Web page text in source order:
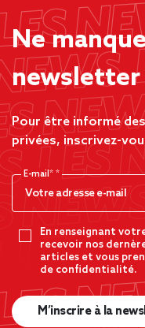
Ne
newsletter
Pour être informé
privées, inscrivez-
E-mail*
En renseignant
recevoir nos
articles et vous
de confidentialité.
M’inscrire à la